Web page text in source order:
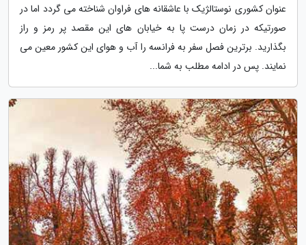
عنوان کشوری نوستالژیک با عاشقانه های فراوان شناخته می گردد اما در
صورتیکه در زمان درست پا به خیابان های این مقصد پر رمز و راز
بگذارید. برترین فصل سفر به فرانسه را آب و هوای این کشور معین می
نمایند. پس در ادامه مطلب به شما...